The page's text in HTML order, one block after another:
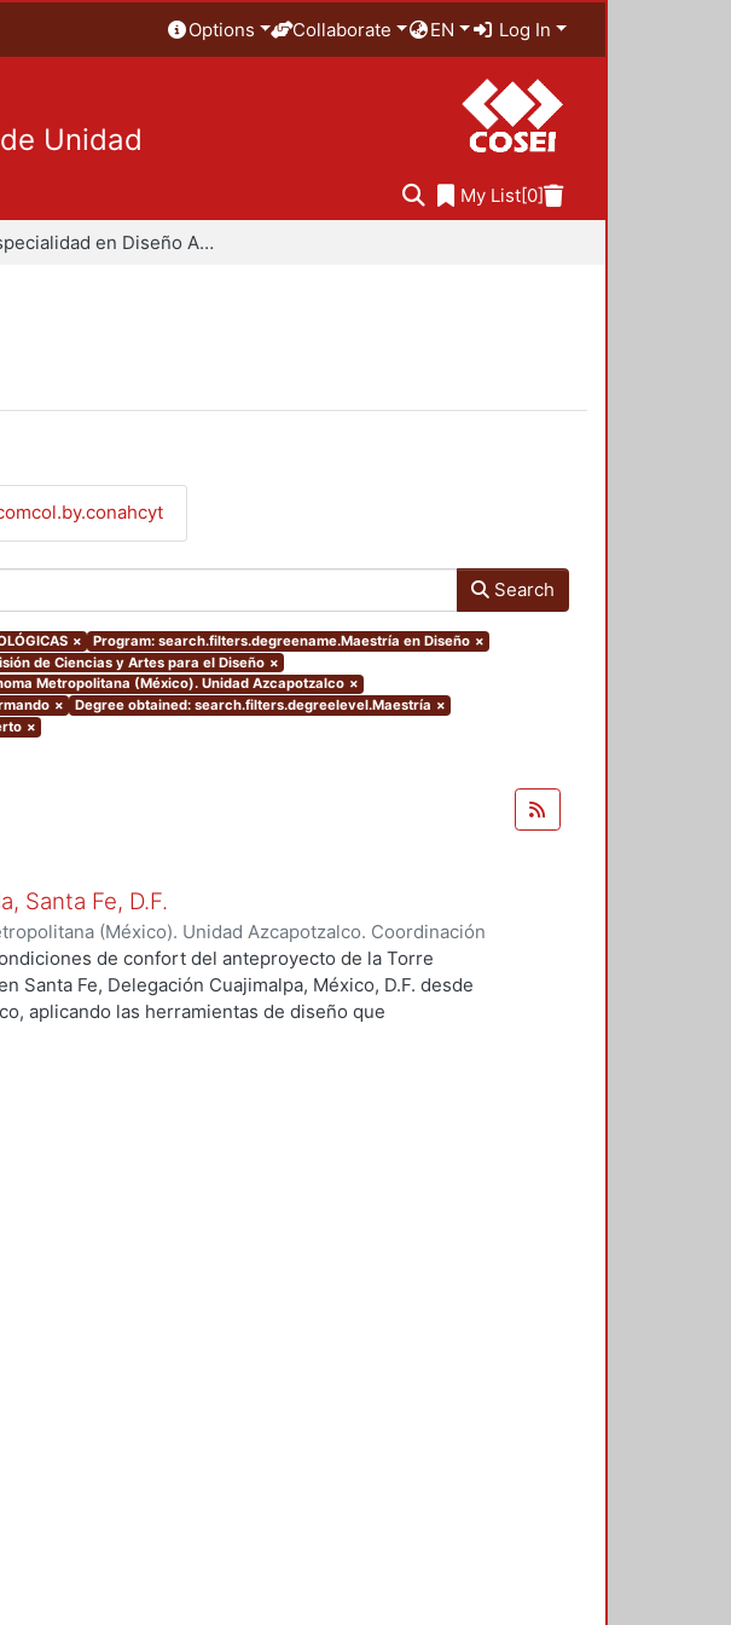
Options Collaborate EN Log In
Unidad
My List[0]
Especialidad en Diseño Ambiental
Search
× Program: search.filters.degreename.Maestría en Diseño ×
de Ciencias y Artes para el Diseño ×
Metropolitana (México). Unidad Azcapotzalco ×
× Degree obtained: search.filters.degreelevel.Maestría ×
×
Santa Fe, D.F.
(México). Unidad Azcapotzalco. Coordinación
,1999)Corro Eguia, Guillermo Heriberto
de confort del anteproyecto de la Torre
Santa Fe, Delegación Cuajimalpa, México, D.F. desde
aplicando las herramientas de diseño que